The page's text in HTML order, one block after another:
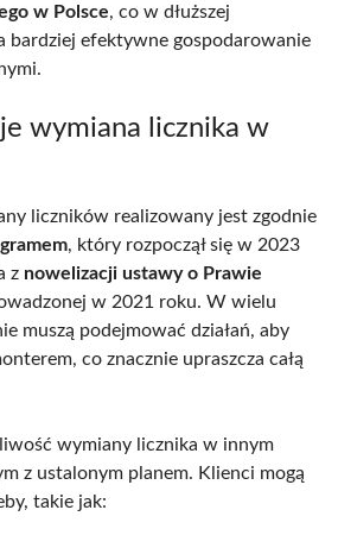
w Polsce, co w dłuższej
bardziej efektywne gospodarowanie
wymiana licznika w
liczników realizowany jest zgodnie
, który rozpoczął się w 2023
z nowelizacji ustawy o Prawie
w 2021 roku. W wielu
muszą podejmować działań, aby
co znacznie upraszcza całą
wymiany licznika w innym
z ustalonym planem. Klienci mogą
takie jak: